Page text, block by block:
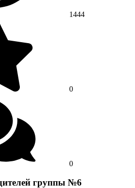
1444
0
0
группы №6